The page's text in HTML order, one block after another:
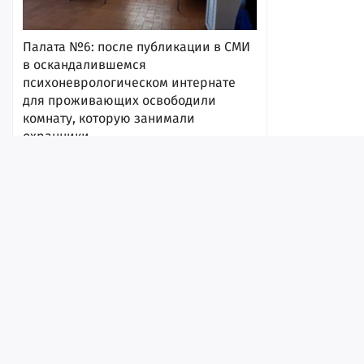
Палата №6: после публикации в СМИ
в оскандалившемся
психоневрологическом интернате
для проживающих освободили
комнату, которую занимали
охранники